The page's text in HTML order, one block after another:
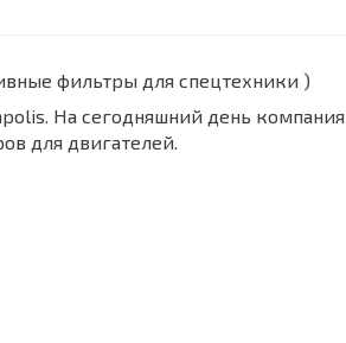
фильтры для спецтехники )
На сегодняшний день компания
для двигателей.